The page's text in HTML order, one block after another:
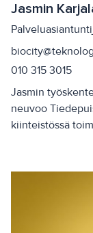
Jasmin
010 315 3015
Jasmin
neuvoo
kiinteistössä